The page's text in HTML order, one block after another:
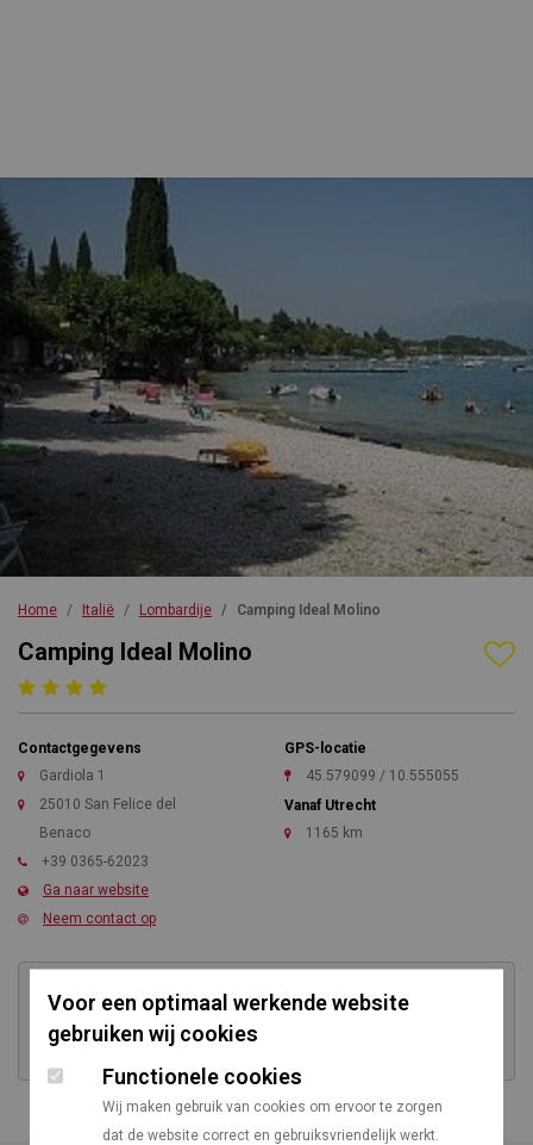
Voor een optimaal werkende website
gebruiken wij cookies
Functionele cookies
Wij maken gebruik van cookies om ervoor te zorgen
dat de website correct en gebruiksvriendelijk werkt.
Camping Ideal Molino
Contactgegevens
Gardiola 1
25010 San Felice del
Benaco
+39 0365-62023
Ga naar website
Neem contact op
GPS-locatie
45.579099 / 10.555055
Vanaf Utrecht
1165 km
Kom direct in contact
Home Italië Lombardije Camping Ideal Molino